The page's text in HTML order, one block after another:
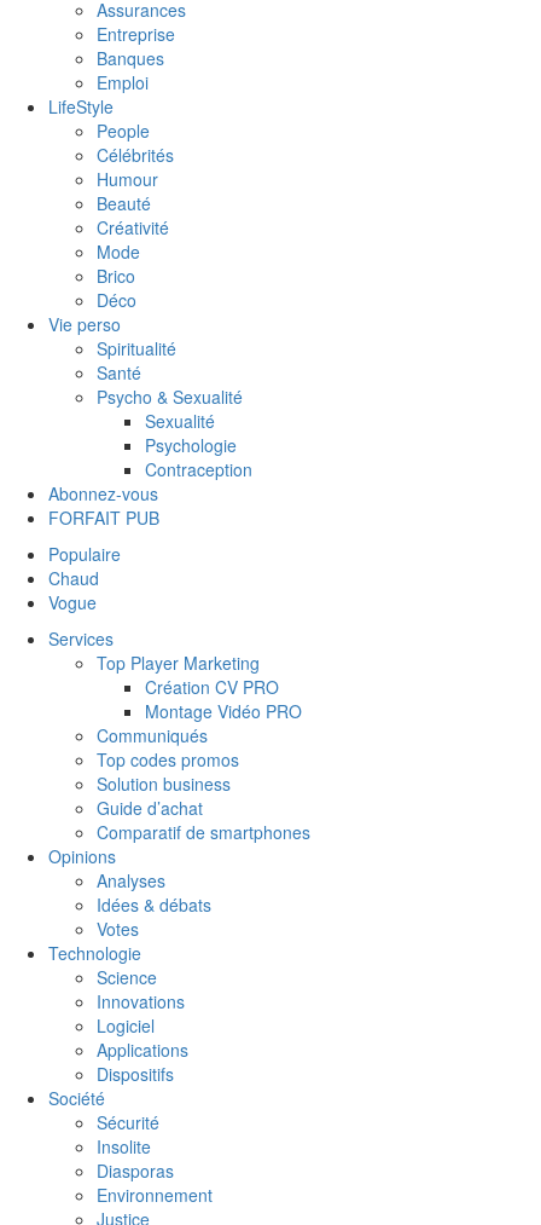
Assurances
Entreprise
Banques
Emploi
LifeStyle
People
Célébrités
Humour
Beauté
Créativité
Mode
Brico
Déco
Vie perso
Spiritualité
Santé
Psycho & Sexualité
Sexualité
Psychologie
Contraception
Abonnez-vous
FORFAIT PUB
Populaire
Chaud
Vogue
Services
Top Player Marketing
Création CV PRO
Montage Vidéo PRO
Communiqués
Top codes promos
Solution business
Guide d’achat
Comparatif de smartphones
Opinions
Analyses
Idées & débats
Votes
Technologie
Science
Innovations
Logiciel
Applications
Dispositifs
Société
Sécurité
Insolite
Diasporas
Environnement
Justice